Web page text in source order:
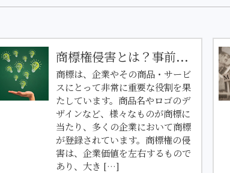
商標権侵害とは？事前...
商標は、企業やその商品・サービ
スにとって非常に重要な役割を果
たしています。商品名やロゴのデ
ザインなど、様々なものが商標に
当たり、多くの企業において商標
が登録されています。商標権の侵
害は、企業価値を左右するもので
あり、大き […]